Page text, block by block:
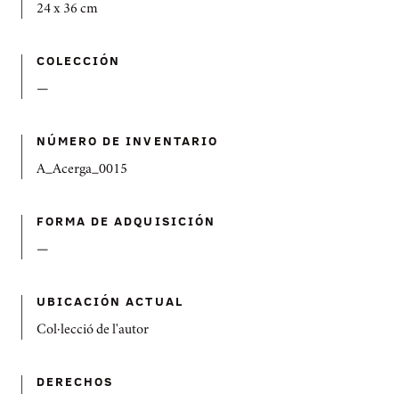
24 x 36 cm
COLECCIÓN
—
NÚMERO DE INVENTARIO
A_Acerga_0015
FORMA DE ADQUISICIÓN
—
UBICACIÓN ACTUAL
Col·lecció de l'autor
DERECHOS